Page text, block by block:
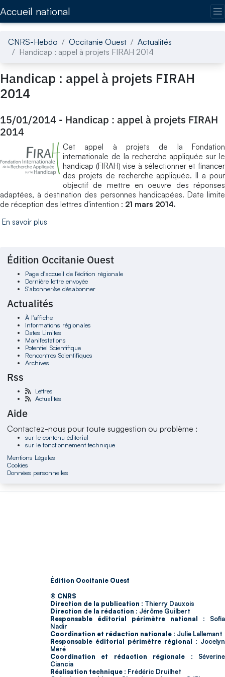
Accueil national
CNRS-Hebdo Occitanie Ouest
Actualités
Handicap : appel à projets FIRAH 2014
Handicap : appel à projets FIRAH
2014
15/01/2014 - Handicap : appel à projets FIRAH
2014
Cet appel à projets de la Fondation
internationale de la recherche appliquée sur le
handicap (FIRAH) vise à sélectionner et financer
des projets de recherche appliquée. Il a pour
objectif de mettre en oeuvre des réponses
adaptées, à destination des personnes handicapées. Date limite
de réception des lettres d'intention : 21 mars 2014.
En savoir plus
Édition Occitanie Ouest
Page d'accueil de l'édition régionale
Dernière lettre envoyée
S'abonner/se désabonner
Actualités
À l'affiche
Informations régionales
Dates Limites
Manifestations
Potentiel Scientifique
Rencontres Scientifiques
Archives
Rss
Lettres
Actualités
Aide
Contactez-nous pour toute suggestion ou problème :
sur le contenu éditorial
sur le fonctionnement technique
Mentions Légales
Cookies
Données personnelles
Édition Occitanie Ouest
© CNRS
Direction de la publication : Thierry Dauxois
Direction de la rédaction : Jérôme Guilbert
Responsable éditorial périmètre national : Sofia
Nadir
Coordination et rédaction nationale : Julie Lallemant
Responsable éditorial périmètre régional : Jocelyn
Méré
Coordination et rédaction régionale : Séverine
Ciancia
Réalisation technique : Frédéric Druilhet